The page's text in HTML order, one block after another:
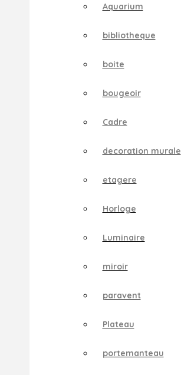
Aquarium
bibliotheque
boite
bougeoir
Cadre
decoration murale
etagere
Horloge
Luminaire
miroir
paravent
Plateau
portemanteau